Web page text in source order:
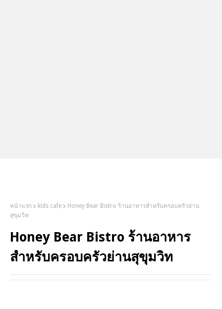
หน้าแรก kids cafe
Honey Bear Bistro ร้านอาหารสำหรับครอบครัวย่าน
สุขุมวิท
Honey Bear Bistro ร้านอาหาร
สำหรับครอบครัวย่านสุขุมวิท